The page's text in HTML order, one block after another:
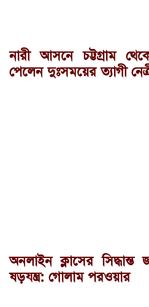
নারী আসনে চট্টগ্রাম
পেলেন দুঃসময়ের ত্যাগী
অনলাইন ক্লাসের সিদ্ধান্ত
ষড়যন্ত্র: গোলাম পরওয়ার